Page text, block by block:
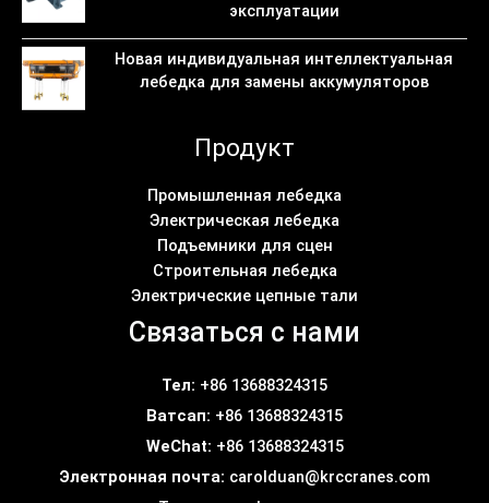
эксплуатации
Новая индивидуальная интеллектуальная
лебедка для замены аккумуляторов
Продукт
Промышленная лебедка
Электрическая лебедка
Подъемники для сцен
Строительная лебедка
Электрические цепные тали
Связаться с нами
Тел: +86 13688324315
Ватсап: +86 13688324315
WeChat: +86 13688324315
Электронная почта: carolduan@krccranes.com